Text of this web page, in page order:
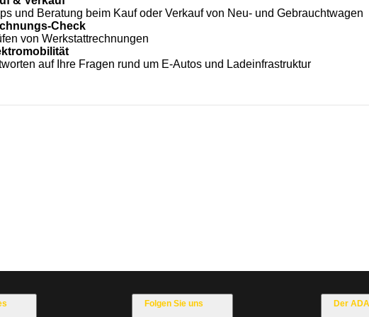
und Beratung beim Kauf oder Verkauf von Neu- und Gebrauchtwagen
Check
von Werkstattrechnungen
auf Ihre Fragen rund um E-Autos und Ladeinfrastruktur
Folgen Sie uns Der